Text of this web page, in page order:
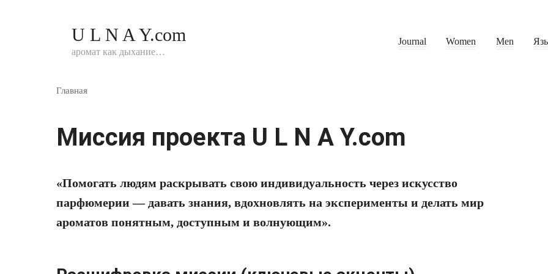
U L N A Y.com
аромат как дыхание…
Journal Women Men
Главная
Миссия проекта U L N A Y.com
«Помогать людям раскрывать свою индивидуальность через искусство
парфюмерии — давать знания, вдохновлять на эксперименты и делать мир
ароматов понятным, доступным и волнующим».